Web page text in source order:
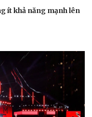
ít khả năng mạnh lên